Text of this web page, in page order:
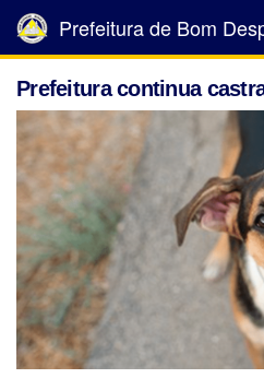
Prefeitura de Bom
Prefeitura continua